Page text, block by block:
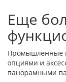
Еще
Промышленные
опциями и
панорамными